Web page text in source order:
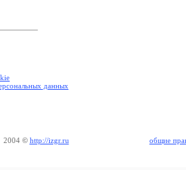
данных
2004 © http://izgr.ru общие